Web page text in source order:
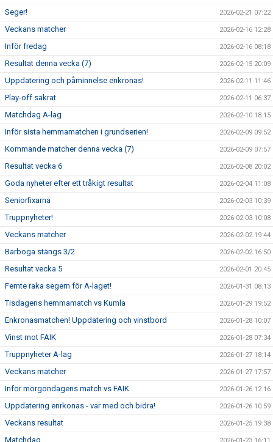
Seger! 2026-02-21 07:22
Veckans matcher 2026-02-16 12:28
Inför fredag 2026-02-16 08:18
Resultat denna vecka (7) 2026-02-15 20:09
Uppdatering och påminnelse enkronas! 2026-02-11 11:46
Play-off säkrat 2026-02-11 06:37
Matchdag A-lag 2026-02-10 18:15
Inför sista hemmamatchen i grundserien! 2026-02-09 09:52
Kommande matcher denna vecka (7) 2026-02-09 07:57
Resultat vecka 6 2026-02-08 20:02
Goda nyheter efter ett tråkigt resultat 2026-02-04 11:08
Seniorfixarna 2026-02-03 10:39
Truppnyheter! 2026-02-03 10:08
Veckans matcher 2026-02-02 19:44
Barboga stängs 3/2 2026-02-02 16:50
Resultat vecka 5 2026-02-01 20:45
Femte raka segern för A-laget! 2026-01-31 08:13
Tisdagens hemmamatch vs Kumla 2026-01-29 19:52
Enkronasmatchen! Uppdatering och vinstbord 2026-01-28 10:07
Vinst mot FAIK 2026-01-28 07:34
Truppnyheter A-lag 2026-01-27 18:14
Veckans matcher 2026-01-27 17:57
Inför morgondagens match vs FAIK 2026-01-26 12:16
Uppdatering enrkonas - var med och bidra! 2026-01-26 10:59
Veckans resultat 2026-01-25 19:38
Matchdag